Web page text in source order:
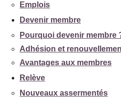
Emplois
Devenir membre
Pourquoi devenir membre
Adhésion et
Avantages aux membres
Relève
Nouveaux assermentés